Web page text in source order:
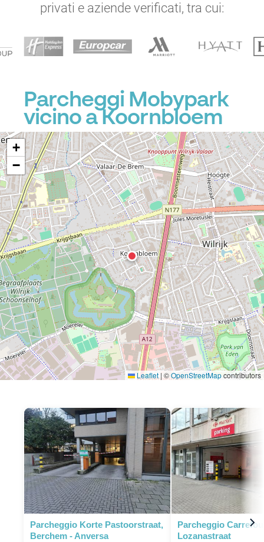
privati e aziende verificati, tra cui:
Parcheggi Mobypark
vicino a Koornbloem
+
−
Leaflet | ©OpenStreetMapcontributors
Parcheggio Korte Pastoorstraat,
Berchem - Anversa
Parcheggio
Lozanastraat